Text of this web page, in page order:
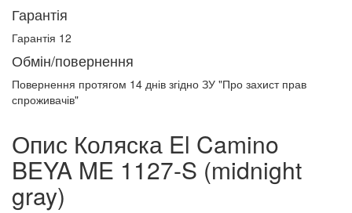
Гарантія
Гарантія 12
Обмін/повернення
Повернення протягом 14 днів згідно ЗУ "Про захист прав
спроживачів"
Опис Коляска El Camino
BEYA ME 1127-S (midnight
gray)